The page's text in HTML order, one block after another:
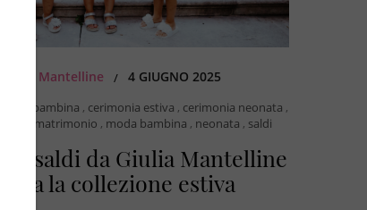
Giulia Mantelline /
4 GIUGNO 2025
bambina , cerimonia estiva , cerimonia neonata ,
matrimonio , moda bambina , neonata , saldi
saldi da Giulia Mantelline
la collezione estiva